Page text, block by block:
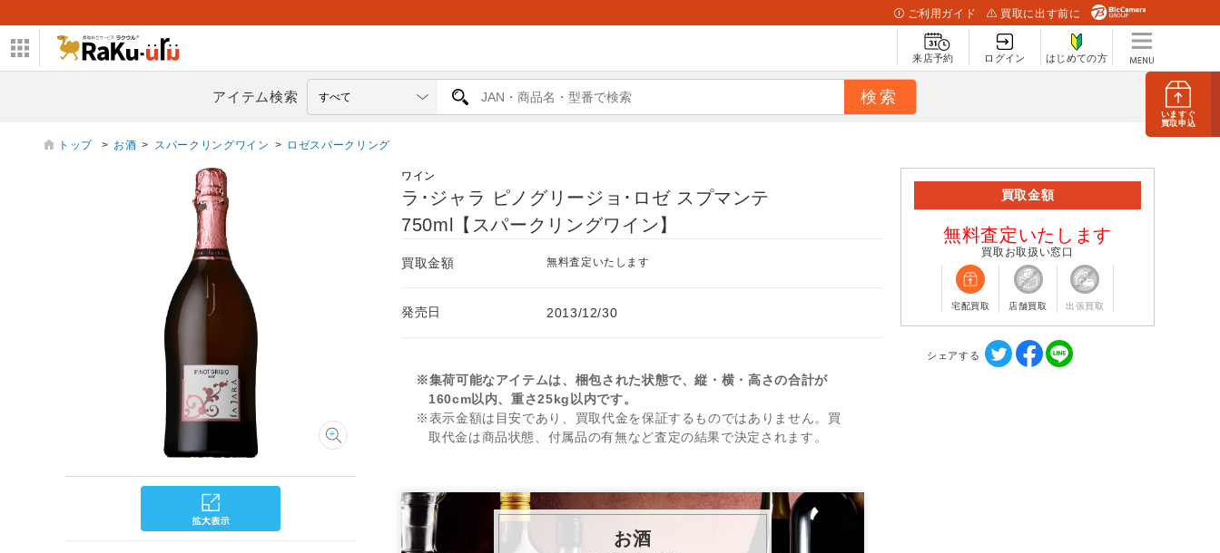
いますぐ
買取申込
ご利用ガイド 買取に出す前に
来店予約 ログイン はじめての方
アイテム検索
トップ > お酒 > スパークリングワイン > ロゼスパークリング
ワイン
ラ･ジャラ ピノグリージョ･ロゼ スプマンテ
750ml【スパークリングワイン】
買取金額 無料査定いたします
発売日 2013/12/30
※集荷可能なアイテムは、梱包された状態で、縦・横・高さの合計が
160cm以内、重さ25kg以内です。
※表示金額は目安であり、買取代金を保証するものではありません。買
取代金は商品状態、付属品の有無など査定の結果で決定されます。
お酒
買取金額
無料査定いたします
買取お取扱い窓口
宅配買取 店舗買取 出張買取
シェアする